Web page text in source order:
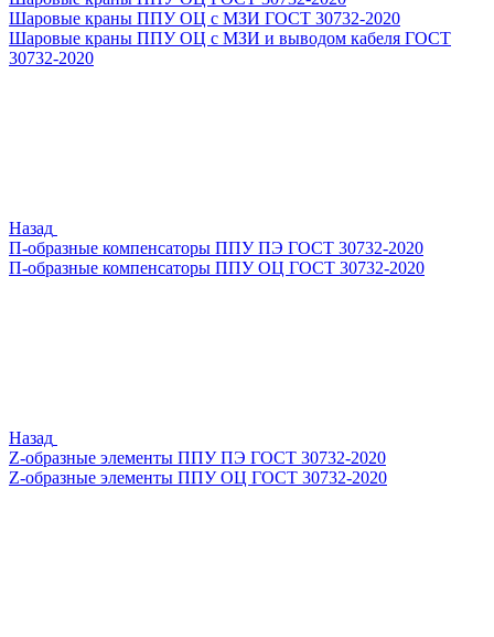
Шаровые краны ППУ ОЦ с МЗИ ГОСТ 30732-2020
Шаровые краны ППУ ОЦ с МЗИ и выводом кабеля ГОСТ
30732-2020
Назад
П-образные компенсаторы ППУ ПЭ ГОСТ 30732-2020
П-образные компенсаторы ППУ ОЦ ГОСТ 30732-2020
Назад
Z-образные элементы ППУ ПЭ ГОСТ 30732-2020
Z-образные элементы ППУ ОЦ ГОСТ 30732-2020